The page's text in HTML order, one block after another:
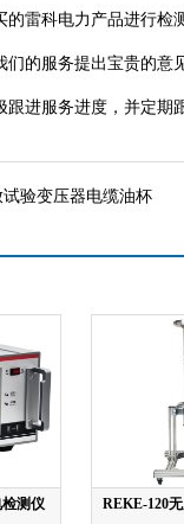
雷科电力产品进行检
的服务提出宝贵的意
进服务进度，并定期
试验变压器电缆油杯
测仪 REKE-120